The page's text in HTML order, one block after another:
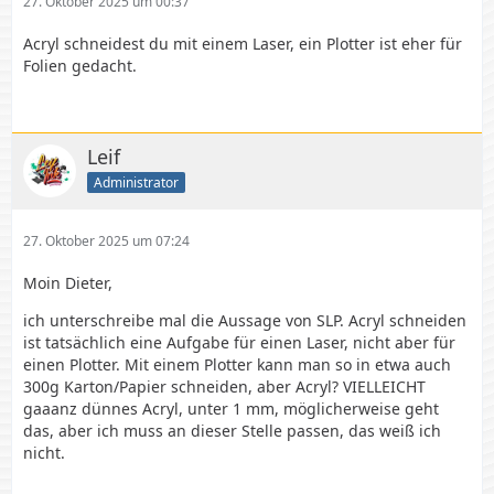
Acryl schneidest du mit einem Laser, ein Plotter ist eher für
Folien gedacht.
Leif
Administrator
27. Oktober 2025 um 07:24
Moin Dieter,
ich unterschreibe mal die Aussage von SLP. Acryl schneiden
ist tatsächlich eine Aufgabe für einen Laser, nicht aber für
einen Plotter. Mit einem Plotter kann man so in etwa auch
300g Karton/Papier schneiden, aber Acryl? VIELLEICHT
gaaanz dünnes Acryl, unter 1 mm, möglicherweise geht
das, aber ich muss an dieser Stelle passen, das weiß ich
nicht.